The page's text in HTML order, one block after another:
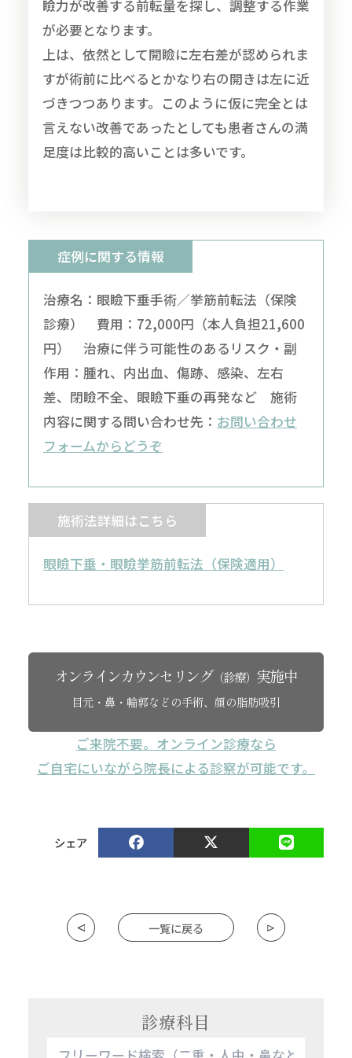
瞼力が改善する前転量を探し、調整する作業
が必要となります。
上は、依然として開瞼に左右差が認められま
すが術前に比べるとかなり右の開きは左に近
づきつつあります。このように仮に完全とは
言えない改善であったとしても患者さんの満
足度は比較的高いことは多いです。
症例に関する情報
治療名：眼瞼下垂手術／挙筋前転法（保険
診療） 費用：72,000円（本人負担21,600
円） 治療に伴う可能性のあるリスク・副
作用：腫れ、内出血、傷跡、感染、左右
差、閉瞼不全、眼瞼下垂の再発など 施術
内容に関する問い合わせ先： お問い合わせ
フォームからどうぞ
施術法詳細はこちら
眼瞼下垂・眼瞼挙筋前転法（保険適用）
オンラインカウンセリング（診療） 実施中
目元・鼻・輪郭などの手術、顔の脂肪吸引
ご来院不要。オンライン診療なら
ご自宅にいながら院長による診察が可能です。
シェア
一覧に戻る
診療科目